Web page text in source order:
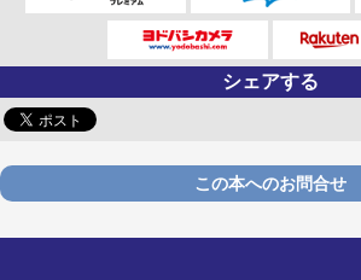
シェアする
この本へのお問合せ